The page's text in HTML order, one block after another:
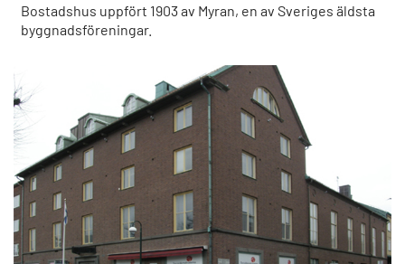
Bostadshus uppfört 1903 av Myran, en av Sveriges äldsta
byggnadsföreningar.